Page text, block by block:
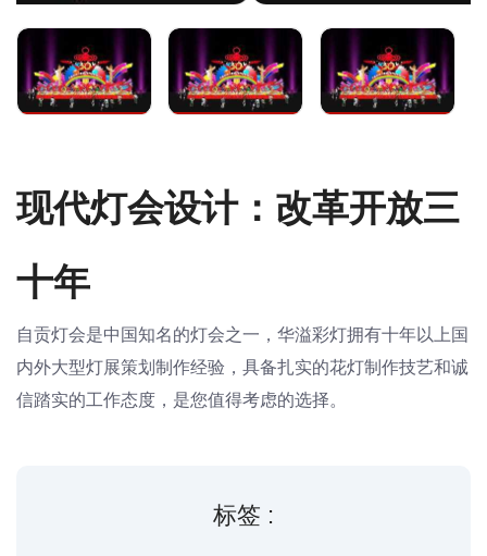
现代灯会设计：改革开放三
十年
自贡灯会是中国知名的灯会之一，华溢彩灯拥有十年以上国
内外大型灯展策划制作经验，具备扎实的花灯制作技艺和诚
信踏实的工作态度，是您值得考虑的选择。
标签 :